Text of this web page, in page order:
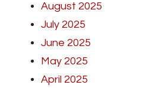
August 2025
July 2025
June 2025
May 2025
April 2025